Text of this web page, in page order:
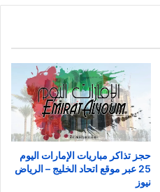
حجز تذاكر مباريات الإمارات اليوم
25 عبر موقع اتحاد الخليج – الرياض
نيوز